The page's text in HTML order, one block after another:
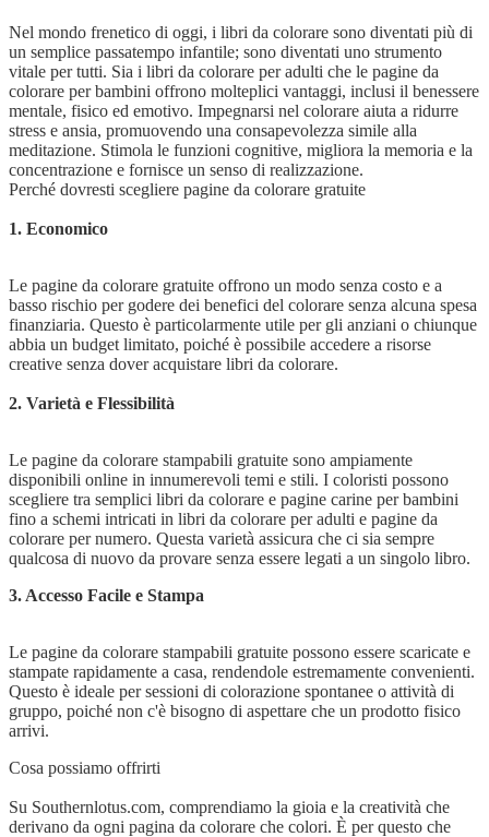
Nel mondo frenetico di oggi, i libri da colorare sono diventati più di
un semplice passatempo infantile; sono diventati uno strumento
vitale per tutti. Sia i libri da colorare per adulti che le pagine da
colorare per bambini offrono molteplici vantaggi, inclusi il benessere
mentale, fisico ed emotivo. Impegnarsi nel colorare aiuta a ridurre
stress e ansia, promuovendo una consapevolezza simile alla
meditazione. Stimola le funzioni cognitive, migliora la memoria e la
concentrazione e fornisce un senso di realizzazione.
Perché dovresti scegliere pagine da colorare gratuite
1. Economico
Le pagine da colorare gratuite offrono un modo senza costo e a
basso rischio per godere dei benefici del colorare senza alcuna spesa
finanziaria. Questo è particolarmente utile per gli anziani o chiunque
abbia un budget limitato, poiché è possibile accedere a risorse
creative senza dover acquistare libri da colorare.
2. Varietà e Flessibilità
Le pagine da colorare stampabili gratuite sono ampiamente
disponibili online in innumerevoli temi e stili. I coloristi possono
scegliere tra semplici libri da colorare e pagine carine per bambini
fino a schemi intricati in libri da colorare per adulti e pagine da
colorare per numero. Questa varietà assicura che ci sia sempre
qualcosa di nuovo da provare senza essere legati a un singolo libro.
3. Accesso Facile e Stampa
Le pagine da colorare stampabili gratuite possono essere scaricate e
stampate rapidamente a casa, rendendole estremamente convenienti.
Questo è ideale per sessioni di colorazione spontanee o attività di
gruppo, poiché non c'è bisogno di aspettare che un prodotto fisico
arrivi.
Cosa possiamo offrirti
Su Southernlotus.com, comprendiamo la gioia e la creatività che
derivano da ogni pagina da colorare che colori. È per questo che